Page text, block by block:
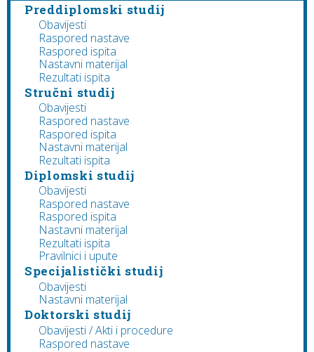
Preddiplomski studij
Obavijesti
Raspored nastave
Raspored ispita
Nastavni materijal
Rezultati ispita
Stručni studij
Obavijesti
Raspored nastave
Raspored ispita
Nastavni materijal
Rezultati ispita
Diplomski studij
Obavijesti
Raspored nastave
Raspored ispita
Nastavni materijal
Rezultati ispita
Pravilnici i upute
Specijalistički studij
Obavijesti
Nastavni materijal
Doktorski studij
Obavijesti / Akti i procedure
Raspored nastave